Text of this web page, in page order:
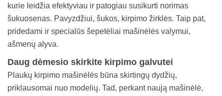
kurie leidžia efektyviau ir patogiau susikurti norimas
šukuosenas. Pavyzdžiui, šukos, kirpimo žirklės. Taip pat,
pridedami ir specialūs šepetėliai mašinėlės valymui,
ašmenų alyva.
Daug dėmesio skirkite kirpimo galvutei
Plaukų kirpimo mašinėlės būna skirtingų dydžių,
priklausomai nuo modelių. Tad, perkant naują mašinėlė,